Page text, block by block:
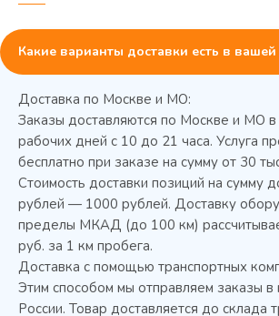
Колода разрубочная КР-
Какие варианты доставки есть в
Доставка по Москве и МО:
Заказы доставляются по Москве и МО в
рабочих дней с 10 до 21 часа. Услуга
бесплатно при заказе на сумму от 30
Стоимость доставки позиций на сумму
рублей — 1000 рублей. Доставку
пределы МКАД (до 100 км)
руб. за 1 км пробега.
Доставка с помощью транспортных
Этим способом мы отправляем заказы
России. Товар доставляется до склада